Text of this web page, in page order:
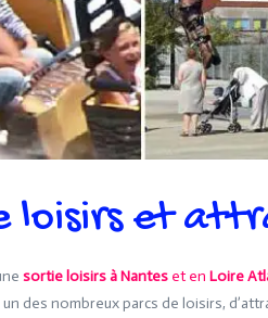
loisirs et
sortie loisirs à Nantes et enLoire
des nombreux parcs de loisirs,